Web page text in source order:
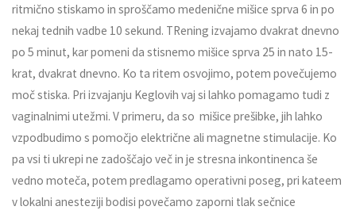
ritmično stiskamo in sproščamo medenične mišice sprva 6 in po
nekaj tednih vadbe 10 sekund. TRening izvajamo dvakrat dnevno
po 5 minut, kar pomeni da stisnemo mišice sprva 25 in nato 15-
krat, dvakrat dnevno. Ko ta ritem osvojimo, potem povečujemo
moč stiska. Pri izvajanju Keglovih vaj si lahko pomagamo tudi z
vaginalnimi utežmi. V primeru, da so mišice prešibke, jih lahko
vzpodbudimo s pomočjo električne ali magnetne stimulacije. Ko
pa vsi ti ukrepi ne zadoščajo več in je stresna inkontinenca še
vedno moteča, potem predlagamo operativni poseg, pri kateem
v lokalni anesteziji bodisi povečamo zaporni tlak sečnice